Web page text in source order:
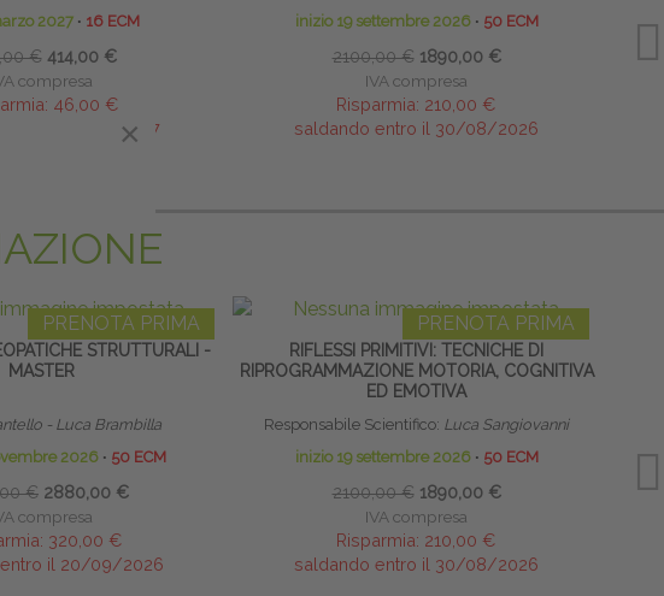
2027 ∙ 16 ECM
€ 414,00 €
compresa
46,00 €
entro il 13/01/2027
inizio 19 settembre 2026 ∙ 50 ECM
2100,00 € 1890,00 €
IVA compresa
Risparmia: 210,00 €
saldando entro il 30/08/2026
PRENOTA PRIMA
STRUTTURALI -
MASTER
- Luca Brambilla
2026 ∙ 50 ECM
€ 2880,00 €
compresa
320,00 €
il 20/09/2026
PRENOTA PRIMA
RIFLESSI PRIMITIVI: TECNICHE DI
RIPROGRAMMAZIONE MOTORIA, COGNITIVA
ED EMOTIVA
Responsabile Scientifico: Luca Sangiovanni
inizio 19 settembre 2026 ∙ 50 ECM
2100,00 € 1890,00 €
IVA compresa
Risparmia: 210,00 €
saldando entro il 30/08/2026
×
×